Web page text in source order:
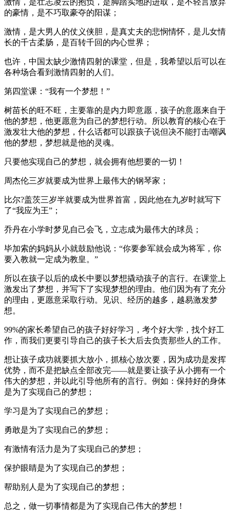
的豪情，是不巧取豪夺的阳谋；
激情，是大男人的仗义侠胆，是真丈夫的悲悯情怀，是儿女情
长的千古柔肠，是百转千回的内心世界；
也许，中国太缺少激情四射的课堂，但是，我希望以后可以在
各种场合看到激情四射的人们。
第四堂课：“我有一个梦想！”
树苗长的旺不旺，主要靠的是内力即意愿，孩子的意愿来自于
他的梦想，他更愿意为自己的梦想行动。所以教育的核心在于
激发壮大他的梦想，什么话都可以跟孩子说但决不能打击嘲讽
他的梦想，梦想就是他的灵魂。
只要他实现自己的梦想，就会拥有他想要的一切！
周杰伦三岁就要成为世界上最伟大的钢琴家；
比尔?盖茨三岁半就要成为世界首富，因此他在九岁时就写下
了“我应为王”；
乔丹在小学时梦见自己会飞，立志成为最伟大的球员；
毕加索的妈妈从小就鼓励他说：“你要参军就会成为将军，你
要入教就一定成为教皇。”
所以在孩子以后的成长中要以梦想撬动孩子的言行。在课堂上
激发出了梦想，并写下了实现梦想的理由。他们因为有了充分
的理由，更愿意采取行动。见识、经历的越多，越易激发梦
想。
99%的家长希望自己的孩子好好学习，考个好大学，找个好工
作，而我们更要引导自己的孩子长大后去负责那些人的工作。
想让孩子成功就要抓大放小，抓核心放次要，因为成功是发挥
优势，而不是把缺点全部改完——就是要让孩子从小拥有一个
伟大的梦想，并以此引导他所有的言行。例如：保持好的身体
是为了实现自己的梦想；
学习是为了实现自己的梦想；
勇敢是为了实现自己的梦想；
有激情有活力是为了实现自己的梦想；
保护眼睛是为了实现自己的梦想；
帮助别人是为了实现自己的梦想；
总之，做一切事情都是为了实现自己伟大的梦想！